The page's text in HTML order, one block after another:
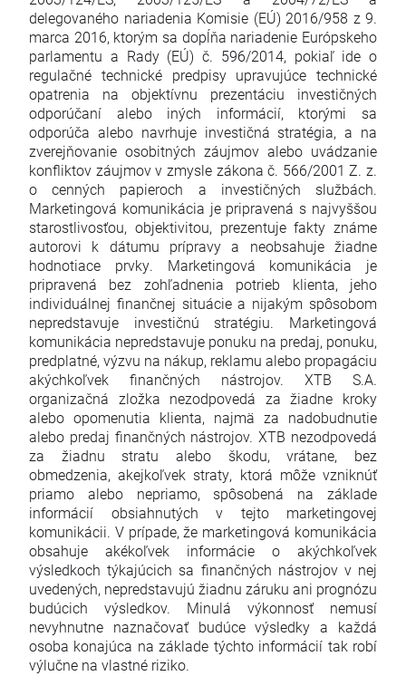
delegovaného nariadenia Komisie (EÚ) 2016/958 z 9.
marca 2016, ktorým sa dopĺňa nariadenie Európskeho
parlamentu a Rady (EÚ) č. 596/2014, pokiaľ ide o
regulačné technické predpisy upravujúce technické
opatrenia na objektívnu prezentáciu investičných
odporúčaní alebo iných informácií, ktorými sa
odporúča alebo navrhuje investičná stratégia, a na
zverejňovanie osobitných záujmov alebo uvádzanie
konfliktov záujmov v zmysle zákona č. 566/2001 Z. z.
o cenných papieroch a investičných službách.
Marketingová komunikácia je pripravená s najvyššou
starostlivosťou, objektivitou, prezentuje fakty známe
autorovi k dátumu prípravy a neobsahuje žiadne
hodnotiace prvky. Marketingová komunikácia je
pripravená bez zohľadnenia potrieb klienta, jeho
individuálnej finančnej situácie a nijakým spôsobom
nepredstavuje investičnú stratégiu. Marketingová
komunikácia nepredstavuje ponuku na predaj, ponuku,
predplatné, výzvu na nákup, reklamu alebo propagáciu
akýchkoľvek finančných nástrojov. XTB S.A.
organizačná zložka nezodpovedá za žiadne kroky
alebo opomenutia klienta, najmä za nadobudnutie
alebo predaj finančných nástrojov. XTB nezodpovedá
za žiadnu stratu alebo škodu, vrátane, bez
obmedzenia, akejkoľvek straty, ktorá môže vzniknúť
priamo alebo nepriamo, spôsobená na základe
informácií obsiahnutých v tejto marketingovej
komunikácii. V prípade, že marketingová komunikácia
obsahuje akékoľvek informácie o akýchkoľvek
výsledkoch týkajúcich sa finančných nástrojov v nej
uvedených, nepredstavujú žiadnu záruku ani prognózu
budúcich výsledkov. Minulá výkonnosť nemusí
nevyhnutne naznačovať budúce výsledky a každá
osoba konajúca na základe týchto informácií tak robí
výlučne na vlastné riziko.